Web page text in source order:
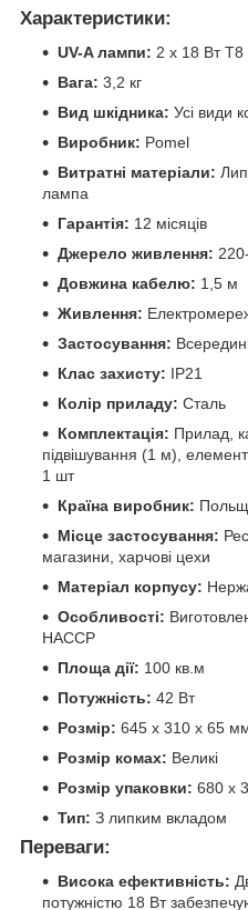
Характеристики:
UV-A лампи: 2 x 18 Вт T8
Вага: 3,2 кг
Вид шкідника: Усі види
Виробник: Pomel
Витратні матеріали:
лампа
Гарантія: 12 місяців
Джерело живлення:
Довжина кабелю: 1,5 м
Живлення:
Застосування:
Клас захисту: IP21
Колір приладу: Сталь
Комплектація: Прилад,
підвішування (1 м),
1 шт
Країна виробник:
Місце застосування:
магазини, харчові цехи
Матеріал корпусу:
Особливості:
HACCP
Площа дії: 100 кв.м
Потужність: 42 Вт
Розмір: 645 х 310 х 65
Розмір комах: Великі
Розмір упаковки: 680 х
Тип: З липким вкладом
Переваги:
Висока ефективність:
потужністю 18 Вт